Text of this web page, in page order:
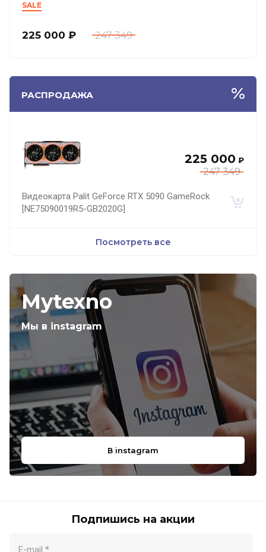
SALE
247 349
225 000 ₽
РАСПРОДАЖА
247 349
225 000 ₽
Видеокарта Palit GeForce RTX 5090 GameRock
[NE75090019R5-GB2020G]
Посмотреть все
Mytexno
Мы в instagram
В instagram
Подпишись на акции